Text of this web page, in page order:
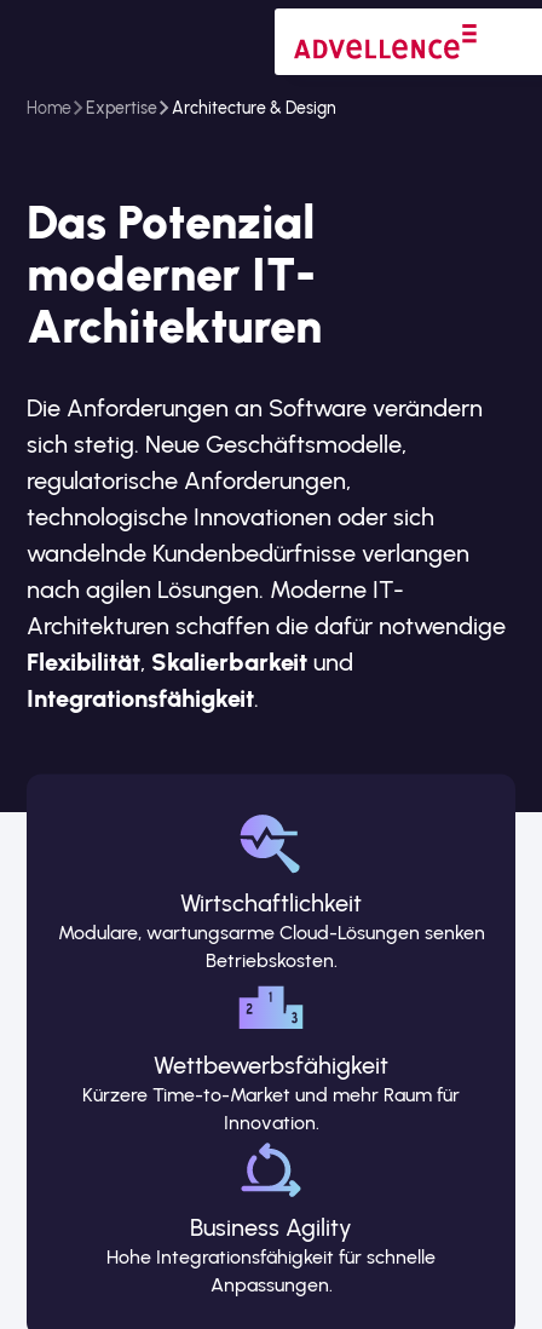
Home Expertise Architecture & Design
Das Potenzial
moderner IT-
Architekturen
Die Anforderungen an Software verändern
sich stetig. Neue Geschäftsmodelle,
regulatorische Anforderungen,
technologische Innovationen oder sich
wandelnde Kundenbedürfnisse verlangen
nach agilen Lösungen. Moderne IT-
Architekturen schaffen die dafür notwendige
Flexibilität, Skalierbarkeit und
Integrationsfähigkeit.
Wirtschaftlichkeit
Modulare, wartungsarme Cloud-Lösungen senken
Betriebskosten.
Wettbewerbsfähigkeit
Kürzere Time-to-Market und mehr Raum für
Innovation.
Business Agility
Hohe Integrationsfähigkeit für schnelle
Anpassungen.